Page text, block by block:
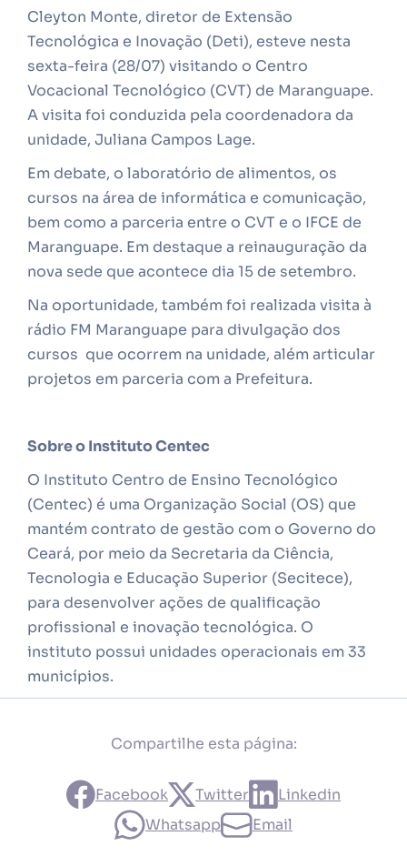
Cleyton Monte, diretor de Extensão
Tecnológica e Inovação (Deti), esteve nesta
sexta-feira (28/07) visitando o Centro
Vocacional Tecnológico (CVT) de Maranguape.
A visita foi conduzida pela coordenadora da
unidade, Juliana Campos Lage.
Em debate, o laboratório de alimentos, os
cursos na área de informática e comunicação,
bem como a parceria entre o CVT e o IFCE de
Maranguape. Em destaque a reinauguração da
nova sede que acontece dia 15 de setembro.
Na oportunidade, também foi realizada visita à
rádio FM Maranguape para divulgação dos
cursos que ocorrem na unidade, além articular
projetos em parceria com a Prefeitura.
Sobre o Instituto Centec
O Instituto Centro de Ensino Tecnológico
(Centec) é uma Organização Social (OS) que
mantém contrato de gestão com o Governo do
Ceará, por meio da Secretaria da Ciência,
Tecnologia e Educação Superior (Secitece),
para desenvolver ações de qualificação
profissional e inovação tecnológica. O
instituto possui unidades operacionais em 33
municípios.
Compartilhe esta página:
Facebook Twitter
Linkedin
Whatsapp
Email